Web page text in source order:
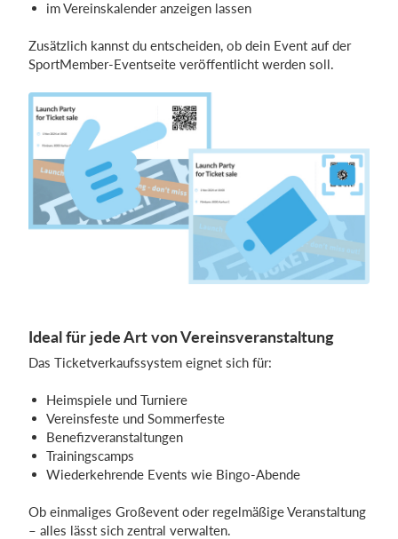
im Vereinskalender anzeigen lassen
Zusätzlich kannst du entscheiden, ob dein Event auf der
SportMember-Eventseite veröffentlicht werden soll.
Ideal für jede Art von Vereinsveranstaltung
Das Ticketverkaufssystem eignet sich für:
Heimspiele und Turniere
Vereinsfeste und Sommerfeste
Benefizveranstaltungen
Trainingscamps
Wiederkehrende Events wie Bingo-Abende
Ob einmaliges Großevent oder regelmäßige Veranstaltung
– alles lässt sich zentral verwalten.